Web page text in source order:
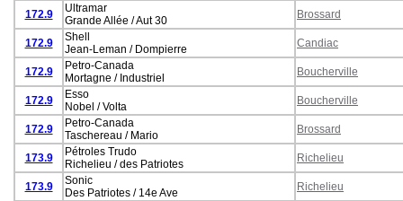
172.9
Ultramar
Grande Allée / Aut 30
Brossard
172.9
Shell
Jean-Leman / Dompierre
Candiac
172.9
Petro-Canada
Mortagne / Industriel
Boucherville
172.9
Esso
Nobel / Volta
Boucherville
172.9
Petro-Canada
Taschereau / Mario
Brossard
173.9
Pétroles Trudo
Richelieu / des Patriotes
Richelieu
173.9
Sonic
Des Patriotes / 14e Ave
Richelieu